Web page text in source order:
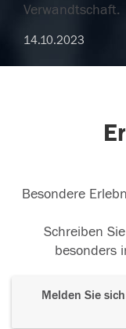
Verwandtschaft.
14.10.2023
Besondere
Schreiben
besonders
Melden Sie